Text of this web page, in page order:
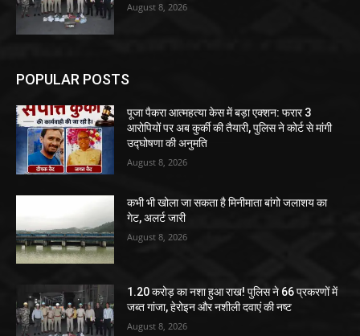
August 8, 2026
POPULAR POSTS
पूजा पैकरा आत्महत्या केस में बड़ा एक्शन: फरार 3
आरोपियों पर अब कुर्की की तैयारी, पुलिस ने कोर्ट से मांगी
उद्घोषणा की अनुमति
August 8, 2026
कभी भी खोला जा सकता है मिनीमाता बांगो जलाशय का
गेट, अलर्ट जारी
August 8, 2026
1.20 करोड़ का नशा हुआ राख! पुलिस ने 66 प्रकरणों में
जब्त गांजा, हेरोइन और नशीली दवाएं की नष्ट
August 8, 2026